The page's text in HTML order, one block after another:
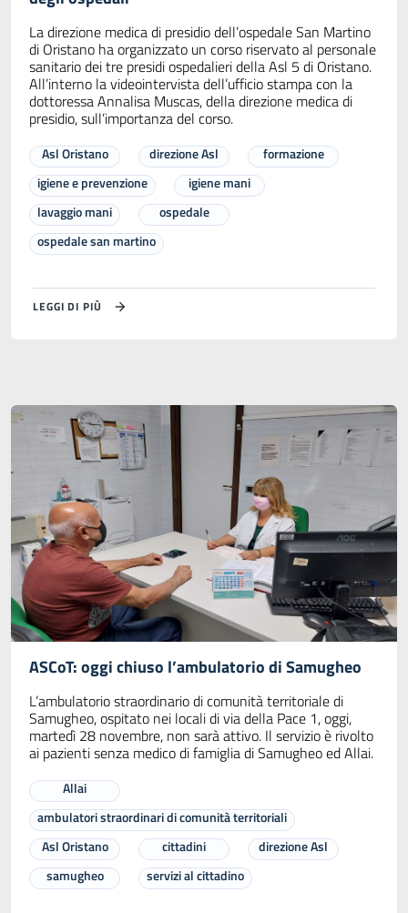
La direzione medica di presidio dell’ospedale San Martino
di Oristano ha organizzato un corso riservato al personale
sanitario dei tre presidi ospedalieri della Asl 5 di Oristano.
All’interno la videointervista dell’ufficio stampa con la
dottoressa Annalisa Muscas, della direzione medica di
presidio, sull’importanza del corso.
Asl Oristano direzione Asl
formazione
igiene e prevenzione
igiene mani
lavaggio mani
ospedale
ospedale san martino
LEGGI DI PIÙ
ASCoT: oggi chiuso l’ambulatorio di Samugheo
L’ambulatorio straordinario di comunità territoriale di
Samugheo, ospitato nei locali di via della Pace 1, oggi,
martedì 28 novembre, non sarà attivo. Il servizio è rivolto
ai pazienti senza medico di famiglia di Samugheo ed Allai.
Allai
ambulatori straordinari di comunità territoriali
Asl Oristano
cittadini
direzione Asl
samugheo
servizi al cittadino